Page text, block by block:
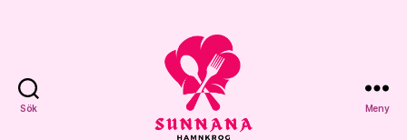
Sök Meny